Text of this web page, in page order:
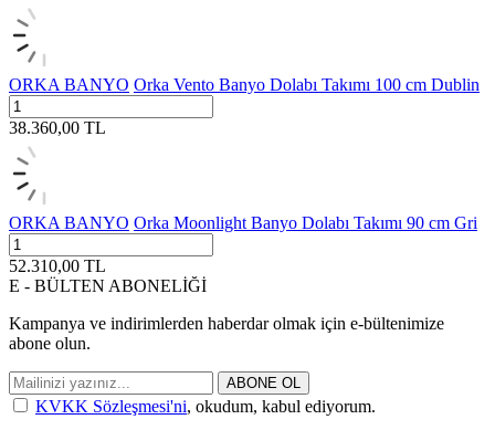
ORKA BANYO Orka Vento Banyo Dolabı Takımı 100 cm Dublin
38.360,00 TL
ORKA BANYO Orka Moonlight Banyo Dolabı Takımı 90 cm Gri
52.310,00 TL
E - BÜLTEN ABONELİĞİ
Kampanya ve indirimlerden haberdar olmak için e-bültenimize
abone olun.
ABONE OL
KVKK Sözleşmesi'ni, okudum, kabul ediyorum.